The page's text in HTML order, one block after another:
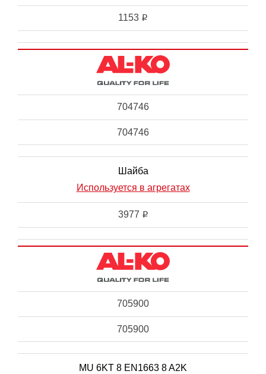
1153 i
704746
704746
Шайба
Используется в агрегатах
3977 i
705900
705900
MU 6KT 8 EN1663 8 A2K